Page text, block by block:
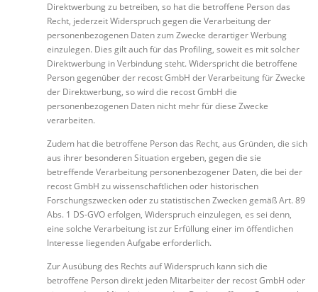
Direktwerbung zu betreiben, so hat die betroffene Person das
Recht, jederzeit Widerspruch gegen die Verarbeitung der
personenbezogenen Daten zum Zwecke derartiger Werbung
einzulegen. Dies gilt auch für das Profiling, soweit es mit solcher
Direktwerbung in Verbindung steht. Widerspricht die betroffene
Person gegenüber der recost GmbH der Verarbeitung für Zwecke
der Direktwerbung, so wird die recost GmbH die
personenbezogenen Daten nicht mehr für diese Zwecke
verarbeiten.
Zudem hat die betroffene Person das Recht, aus Gründen, die sich
aus ihrer besonderen Situation ergeben, gegen die sie
betreffende Verarbeitung personenbezogener Daten, die bei der
recost GmbH zu wissenschaftlichen oder historischen
Forschungszwecken oder zu statistischen Zwecken gemäß Art. 89
Abs. 1 DS-GVO erfolgen, Widerspruch einzulegen, es sei denn,
eine solche Verarbeitung ist zur Erfüllung einer im öffentlichen
Interesse liegenden Aufgabe erforderlich.
Zur Ausübung des Rechts auf Widerspruch kann sich die
betroffene Person direkt jeden Mitarbeiter der recost GmbH oder